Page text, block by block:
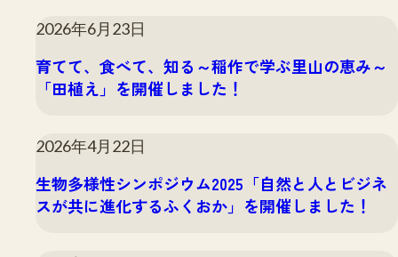
2026年6月23日
育てて、食べて、知る～稲作で学ぶ里山の恵み～
「田植え」を開催しました！
2026年4月22日
生物多様性シンポジウム2025「自然と人とビジネ
スが共に進化するふくおか」を開催しました！